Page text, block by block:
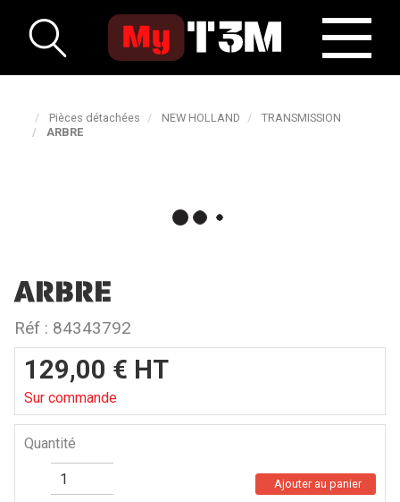
Pièces détachées NEW HOLLAND
TRANSMISSION
ARBRE
ARBRE
Réf : 84343792
129,00 € HT
Sur commande
Quantité
Ajouter au panier